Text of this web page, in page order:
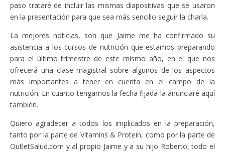
paso trataré de incluir las mismas diapositivas que se usaron
en la presentación para que sea más sencillo seguir la charla.
La mejores noticias, son que Jaime me ha confirmado su
asistencia a los cursos de nutrición que estamos preparando
para el último trimestre de este mismo año, en el que nos
ofrecerá una clase magistral sobre algunos de los aspectos
más importantes a tener en cuenta en el campo de la
nutrición. En cuanto tengamos la fecha fijada la anunciaré aquí
también.
Quiero agradecer a todos los implicados en la preparación,
tanto por la parte de Vitamins & Protein, como por la parte de
OutletSalud.com y al propio Jaime y a su hijo Roberto, todo el